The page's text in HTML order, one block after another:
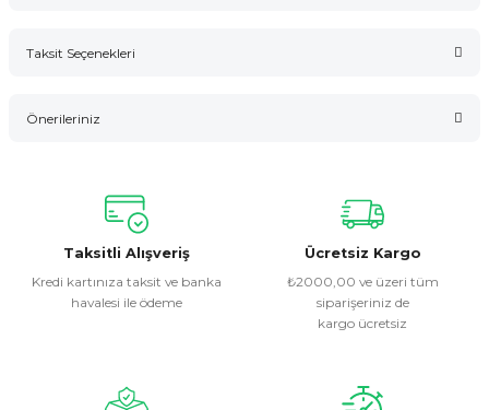
Taksit Seçenekleri
Önerileriniz
konularda yetersiz gördüğünüz noktaları öneri formunu
kullanarak tarafımıza iletebilirsiniz.
Görüş ve önerileriniz için teşekkür ederiz.
Ürün resmi kalitesiz, bozuk veya görüntülenemiyor.
Ürün fiyatı diğer sitelerden daha pahalı.
Taksitli Alışveriş
Kredi kartınıza taksit ve banka
havalesi ile ödeme
Ücretsiz Kargo
₺2000,00 ve üzeri tüm
siparişeriniz de
kargo ücretsiz